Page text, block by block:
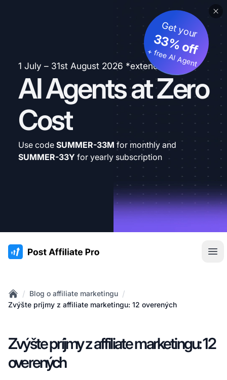
1 July – 31st August 2026 *extended
AI Agents at Zero
Cost
Get your
33% off
+ free AI Agent
Use code SUMMER-33M for monthly and
SUMMER-33Y for yearly subscription
:site.title
Home
/ Blog o affiliate marketingu /
Zvýšte príjmy z affiliate marketingu: 12 overených
Zvýšte príjmy z affiliate marketingu: 12
overených